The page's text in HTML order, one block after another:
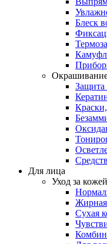
Блеск
Защита
Для лица
Уход за
Сухая